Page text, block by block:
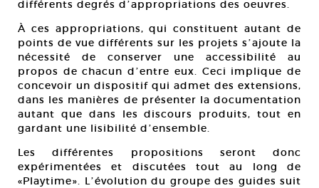
différents degrés dʼappropriations des oeuvres.
À ces appropriations, qui constituent autant de
points de vue différents sur les projets sʼajoute la
nécessité de conserver une accessibilité au
propos de chacun dʼentre eux. Ceci implique de
concevoir un dispositif qui admet des extensions,
dans les manières de présenter la documentation
autant que dans les discours produits, tout en
gardant une lisibilité dʼensemble.
Les différentes propositions seront donc
expérimentées et discutées tout au long de
«Playtime». Lʼévolution du groupe des guides suit